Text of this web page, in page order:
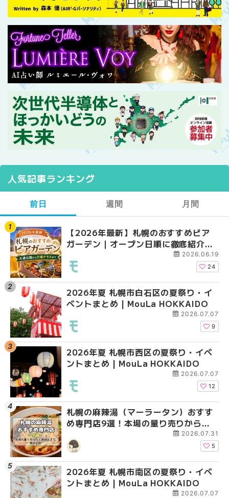
人気記事ランキング
前日
【2026年最新】札幌のおすすめビア
ガーデン｜オープン日順に徹底紹介！
大通公園から穴場テラスまで | MouLa
HOKKAIDO
2026.06.19
24
2026年夏 札幌市白石区の夏祭り・イ
ベントまとめ | MouLa HOKKAIDO
2026.07.07
9
2026年夏 札幌市西区の夏祭り・イベ
ントまとめ | MouLa HOKKAIDO
2026.07.07
12
札幌の麻辣湯（マーラータン）おすす
め専門店9選！本場の量り売りから最
新店まで徹底比較 | MouLa
HOKKAIDO
2026.07.31
5
2026年夏 札幌市南区の夏祭り・イベ
ントまとめ | MouLa HOKKAIDO
2026.07.07
週間
【2026年最新】札幌
ガーデン｜オープン日
大通公園から穴場テ
2026年夏 札幌市西区
ントまとめ | MouLa
2026年夏 札幌市北区
ントまとめ | MouLa
2026年夏 札幌市手稲
ベントまとめ |
2026年夏 札幌市白石
ベントまとめ |
月間
【2026年最新】札幌
ガーデン｜オープン日
大通公園から穴場テ
2026年夏 札幌市北区
ントまとめ | MouLa
2026年夏 札幌市白石
ベントまとめ |
2026年夏 札幌市西区
ントまとめ | MouLa
2026年夏 札幌市手稲
ベントまとめ |